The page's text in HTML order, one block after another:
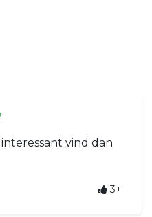
vind dan
3+